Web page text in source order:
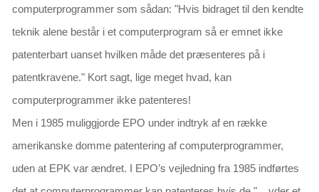
computerprogrammer som sådan: "Hvis bidraget til den kendte
teknik alene består i et computerprogram så er emnet ikke
patenterbart uanset hvilken måde det præsenteres på i
patentkravene." Kort sagt, lige meget hvad, kan
computerprogrammer ikke patenteres!
Men i 1985 muliggjorde EPO under indtryk af en række
amerikanske domme patentering af computerprogrammer,
uden at EPK var ændret. I EPO’s vejledning fra 1985 indførtes